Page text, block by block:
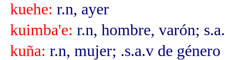
kuehe: r.n, ayer
kuimba'e: r.n, hombre, varón;
kuña: r.n, mujer; .s.a.v de